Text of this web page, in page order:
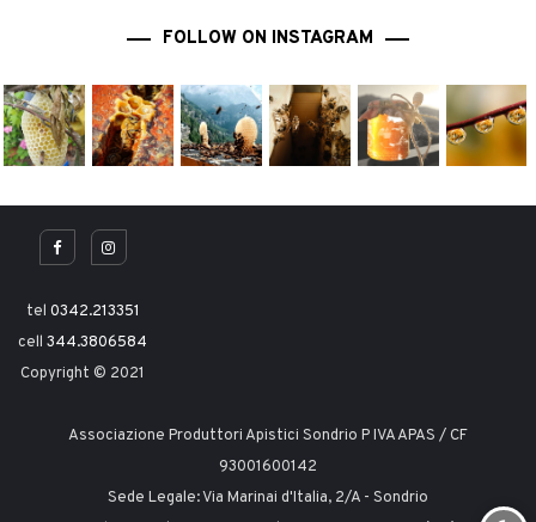
FOLLOW ON INSTAGRAM
tel 0342.213351
cell 344.3806584
Copyright © 2021
Associazione Produttori Apistici Sondrio P IVA APAS / CF
93001600142
Sede Legale: Via Marinai d'Italia, 2/A - Sondrio